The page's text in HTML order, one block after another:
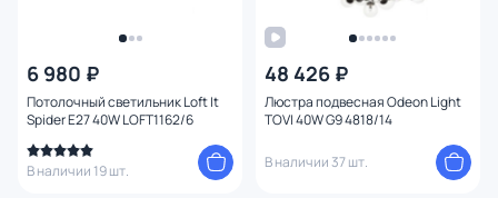
6 980 ₽
Потолочный светильник Loft It
Spider E27 40W LOFT1162/6
В наличии 19 шт.
48 426 ₽
Люстра подвесная Odeon Light
TOVI 40W G9 4818/14
В наличии 37 шт.
Цена
От